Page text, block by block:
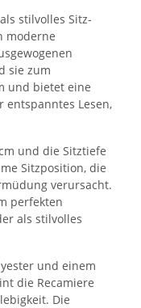
stilvolles Sitz-
moderne
sie zum
und bietet eine
entspanntes Lesen,
und die Sitztiefe
Sitzposition, die
verursacht.
perfekten
als stilvolles
und einem
die Recamiere
Die